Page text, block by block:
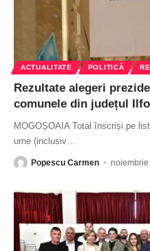
ACTUALITATE POLITICĂ
Rezultate alegeri
comunele din județul
MOGOȘOAIA Total înscriși pe
urne (inclusiv
Popescu Carmen